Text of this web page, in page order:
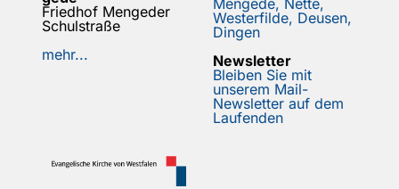
Friedhof Mengeder
Schulstraße
mehr...
Mengede, Nette,
Westerfilde, Deusen,
Dingen
Newsletter
Bleiben Sie mit
unserem Mail-
Newsletter auf dem
Laufenden